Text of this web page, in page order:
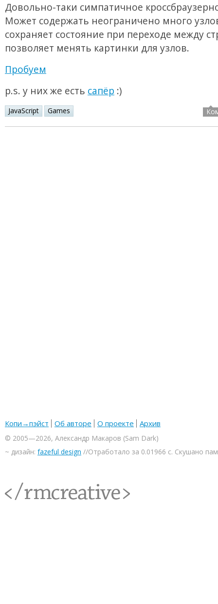
Довольно-таки симпатичное
Может содержать неограничено много
сохраняет состояние при переходе между
позволяет менять картинки для узлов.
Пробуем
p.s. у них же есть сапёр :)
JavaScript Games
Копи→пэйст Об авторе О проекте Архив
© 2005—2026, Александр Макаров (Sam Dark)
~ дизайн: fazeful design //Отработало за 0.01966 с. Скушано
<rmcreative/>